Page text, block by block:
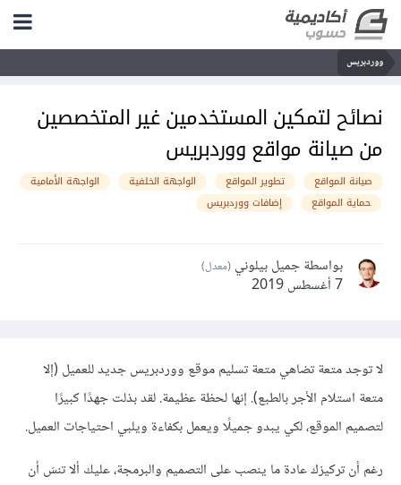
ووردبريس
نصائح لتمكين المستخدمين غير المتخصصين
من صيانة مواقع ووردبريس
صيانة المواقع تطوير المواقع الواجهة الخلفية
الواجهة الأمامية
حماية المواقع
إضافات ووردبريس
بواسطة جميل بيلوني (معدل)
7 أغسطس 2019
لا توجد متعة تضاهي متعة تسليم موقع ووردبريس جديد للعميل (إلا
متعة استلام الأجر بالطبع). إنها لحظة عظيمة. لقد بذلت جهدًا كبيرًا
لتصميم الموقع، لكي يبدو جميلًا ويعمل بكفاءة ويلبي احتياجات العميل.
رغم أن تركيزك عادة ما ينصب على التصميم والبرمجة، عليك ألا تنسَ أن